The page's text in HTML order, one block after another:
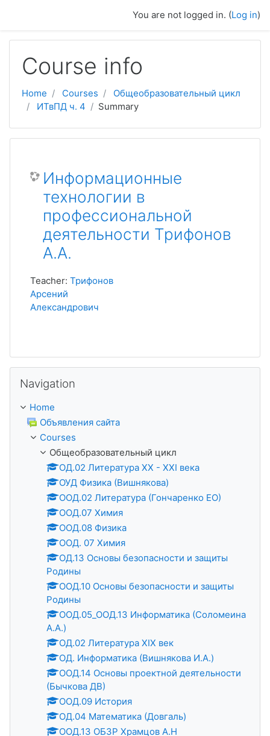
You are not logged in. (Log in)
Course info
Home Courses
Общеобразовательный цикл
ИТвПД ч. 4
Summary
Информационные
технологии в
профессиональной
деятельности Трифонов
А.А.
Teacher: Трифонов
Арсений
Александрович
Navigation
Home
Объявления сайта
Courses
Общеобразовательный цикл
ОД.02 Литература XX - XXI века
ОУД Физика (Вишнякова)
ООД.02 Литература (Гончаренко ЕО)
ООД.07 Химия
ООД.08 Физика
ООД. 07 Химия
ОД.13 Основы безопасности и защиты
Родины
ООД.10 Основы безопасности и защиты
Родины
ООД.05_ООД.13 Информатика (Соломеина
А.А.)
ОД.02 Литература XIX век
ОД. Информатика (Вишнякова И.А.)
ООД.14 Основы проектной деятельности
(Бычкова ДВ)
ООД.09 История
ОД.04 Математика (Довгаль)
ООД.13 ОБЗР Храмцов А.Н